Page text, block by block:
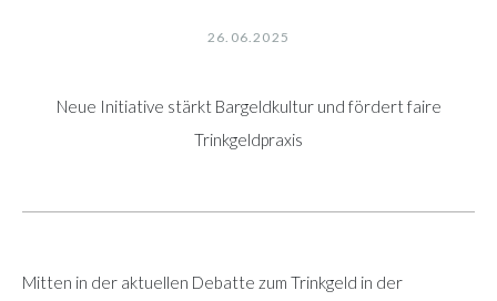
26.06.2025
Neue Initiative stärkt Bargeldkultur und fördert faire
Trinkgeldpraxis
Mitten in der aktuellen Debatte zum Trinkgeld in der